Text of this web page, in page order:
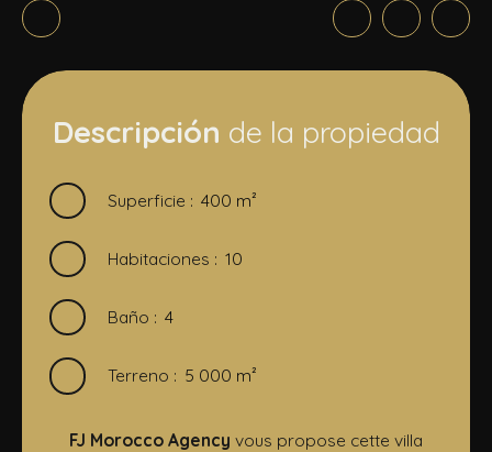
Descripción de la propiedad
Superficie : 400 m²
Habitaciones : 10
Baño : 4
Terreno : 5 000 m²
FJ Morocco Agency vous propose cette villa